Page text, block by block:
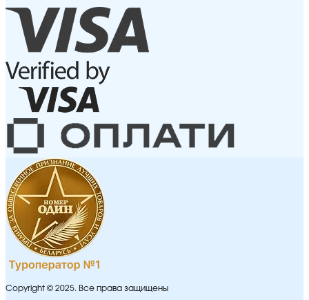
Copyright © 2025. Все права защищены